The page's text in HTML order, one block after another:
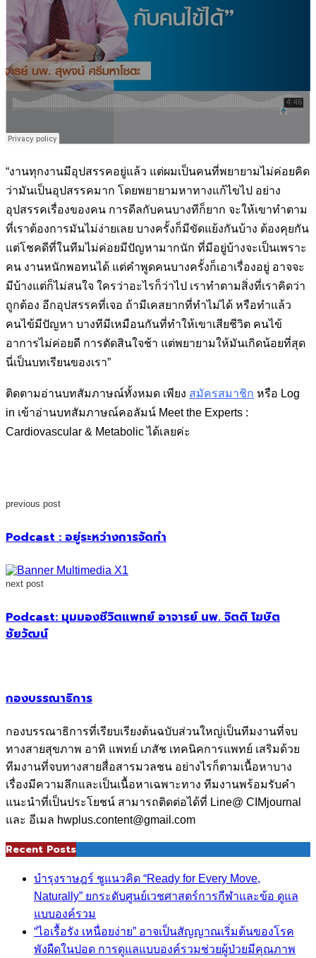
“งานทุกงานมีอุปสรรคอยู่แล้ว แต่ผมเป็นคนที่พยายามไม่ค่อยคิด
ว่ามันเป็นอุปสรรคมาก โดยพยายามหาทางแก้ไขไป อย่าง
อุปสรรคเรื่องของคน การดีลกับคนบางทีก็ยาก จะให้เขาทำตาม
ที่เราต้องการมันไม่ง่ายเลย บางครั้งก็มีขัดแย้งกันบ้าง ต้องคุยกัน
แต่โชคดีที่ในทีมไม่ค่อยมีปัญหามากนัก ที่มีอยู่บ้างจะเป็นเพราะ
คน งานหนักพอทนได้ แต่คำพูดคนบางครั้งก็เอาเรื่องอยู่ อาจจะ
มีบ้างแต่ก็ไม่สนใจ ใครว่าอะไรก็ว่าไป เราทำตามสิ่งที่เราคิดว่า
ถูกต้อง อีกอุปสรรคที่เจอ ถ้ามีเคสยากที่ทำไม่ได้ หรือทำแล้ว
คนไข้มีปัญหา บางทีมีเหมือนกันที่ทำให้เขาเสียชีวิต คนไข้
อาการไม่ค่อยดี การตัดสินใจช้า แต่พยายามให้มันเกิดน้อยที่สุด
นี่เป็นบทเรียนของเรา”
ติดตามอ่านบทสัมภาษณ์ทั้งหมด เพียง สมัครสมาชิก หรือ Log
in เข้าอ่านบทสัมภาษณ์คอลัมน์ Meet the Experts :
Cardiovascular & Metabolic ได้เลยค่ะ
previous post
Podcast : อยู่ระหว่างการจัดทำ
next post
Podcast: มุมมองชีวิตแพทย์ อาจารย์ นพ. จิตติ โฆษิต
ชัยวัฒน์
กองบรรณาธิการ
กองบรรณาธิการที่เรียบเรียงต้นฉบับส่วนใหญ่เป็นทีมงานที่จบ
ทางสายสุขภาพ อาทิ แพทย์ เภสัช เทคนิคการแพทย์ เสริมด้วย
ทีมงานที่จบทางสายสื่อสารมวลชน อย่างไรก็ตามเนื้อหาบาง
เรื่องมีความลึกและเป็นเนื้อหาเฉพาะทาง ทีมงานพร้อมรับคำ
แนะนำที่เป็นประโยชน์ สามารถติดต่อได้ที่ Line@ CIMjournal
และ อีเมล hwplus.content@gmail.com
Recent Posts
บำรุงราษฎร์ ชูแนวคิด “Ready for Every Move,
Naturally” ยกระดับศูนย์เวชศาสตร์การกีฬาและข้อ ดูแล
แบบองค์รวม
“ไอเรื้อรัง เหนื่อยง่าย” อาจเป็นสัญญาณเริ่มต้นของโรค
พังผืดในปอด การดูแลแบบองค์รวมช่วยผู้ป่วยมีคุณภาพ